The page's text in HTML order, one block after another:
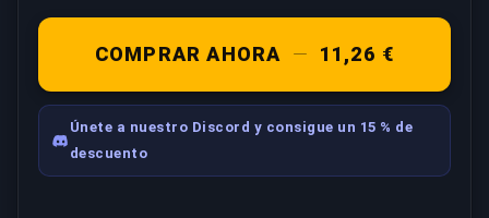
COMPRAR AHORA — 11,26 €
Únete a nuestro Discord y consigue un 15 % de
descuento